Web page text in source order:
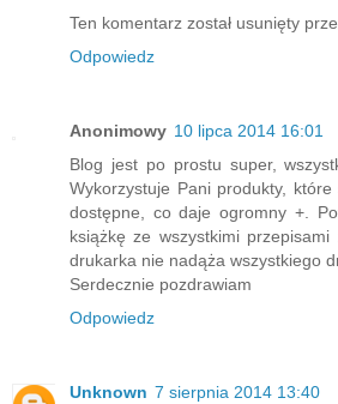
Ten komentarz został usunięty
Odpowiedz
Anonimowy 10 lipca 2014 16:01
Blog jest po prostu super,
Wykorzystuje Pani produkty,
dostępne, co daje ogromny +.
książkę ze wszystkimi
drukarka nie nadąża wszystkiego
Serdecznie pozdrawiam
Odpowiedz
Unknown 7 sierpnia 2014 13:40